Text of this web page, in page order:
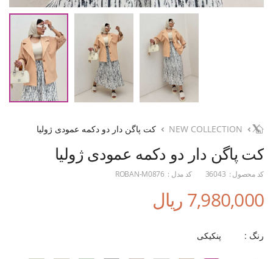
NEW COLLECTION کت پاگن دار دو دکمه عمودی ژولیا
کت پاگن دار دو دکمه عمودی ژولیا
کد محصول : 36043 کد مدل : ROBAN-M0876
7,980,000 ریال
رنگ : پنکیکی